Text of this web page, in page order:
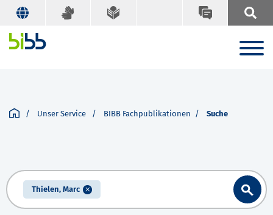
Unser Service BIBB Fachpublikationen Suche
Thielen, Marc